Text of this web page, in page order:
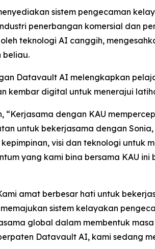
sistem pengecaman
penerbangan komersial dan
teknologi AI canggih,
beliau.
Datavault AI melengkapkan
digital untuk menerajui
dengan KAU
untuk bekerjasama dengan
visi dan teknologi untuk
yang kami bina bersama KAU
amat berbesar hati untuk
sistem kelayakan
global dalam membentuk
Datavault AI, kami sedang